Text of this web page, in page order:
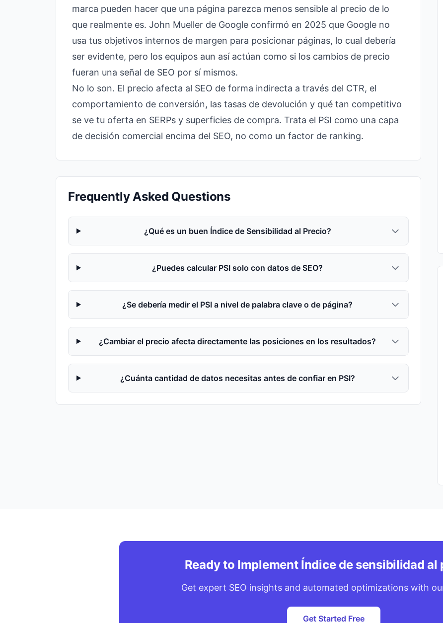
marca pueden hacer que una página parezca menos sensible al precio de lo
que realmente es. John Mueller de Google confirmó en 2025 que Google no
usa tus objetivos internos de margen para posicionar páginas, lo cual debería
ser evidente, pero los equipos aun así actúan como si los cambios de precio
fueran una señal de SEO por sí mismos.
No lo son. El precio afecta al SEO de forma indirecta a través del CTR, el
comportamiento de conversión, las tasas de devolución y qué tan competitivo
se ve tu oferta en SERPs y superficies de compra. Trata el PSI como una capa
de decisión comercial encima del SEO, no como un factor de ranking.
Frequently Asked Questions
¿Qué es un buen Índice de Sensibilidad al Precio?
¿Puedes calcular PSI solo con datos de SEO?
¿Se debería medir el PSI a nivel de palabra clave o de página?
¿Cambiar el precio afecta directamente las posiciones en los resultados?
¿Cuánta cantidad de datos necesitas antes de confiar en PSI?
Ready to Implement Índice de sensibilidad al
Get expert SEO insights and automated optimizations with
Get Started Free